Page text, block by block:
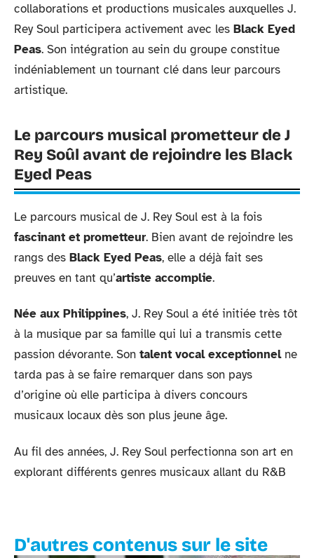
collaborations et productions musicales auxquelles J.
Rey Soul participera activement avec les Black Eyed
Peas. Son intégration au sein du groupe constitue
indéniablement un tournant clé dans leur parcours
artistique.
Le parcours musical prometteur de J
Rey Soûl avant de rejoindre les Black
Eyed Peas
Le parcours musical de J. Rey Soul est à la fois
fascinant et prometteur. Bien avant de rejoindre les
rangs des Black Eyed Peas, elle a déjà fait ses
preuves en tant qu’artiste accomplie.
Née aux Philippines, J. Rey Soul a été initiée très tôt
à la musique par sa famille qui lui a transmis cette
passion dévorante. Son talent vocal exceptionnelne
tarda pas à se faire remarquer dans son pays
d’origine où elle participa à divers concours
musicaux locaux dès son plus jeune âge.
Au fil des années, J. Rey Soul perfectionna son art en
explorant différents genres musicaux allant du R&B
D'autres contenus sur le site